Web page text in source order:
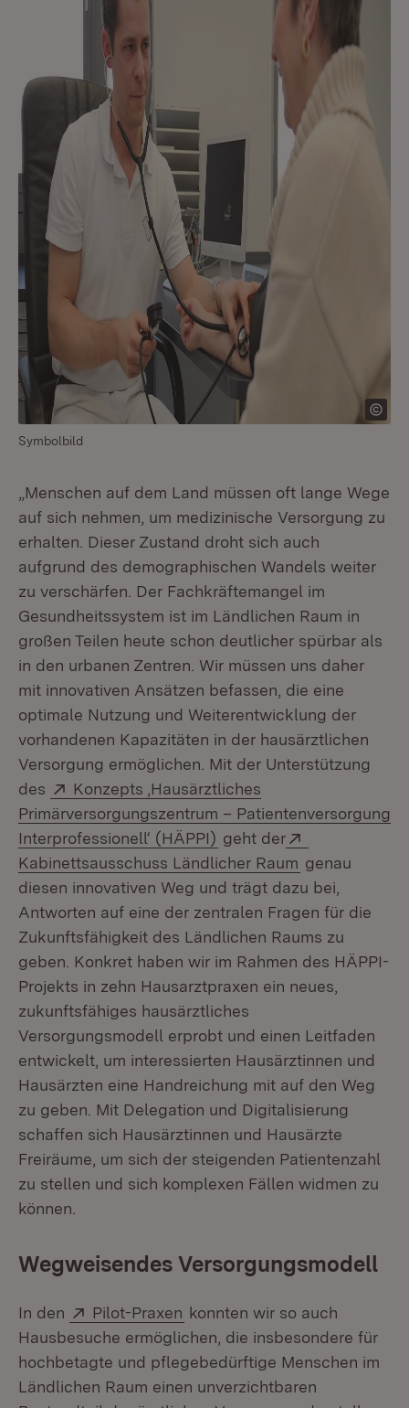
Symbolbild
„Menschen auf dem Land müssen oft lange Wege
auf sich nehmen, um medizinische Versorgung zu
erhalten. Dieser Zustand droht sich auch
aufgrund des demographischen Wandels weiter
zu verschärfen. Der Fachkräftemangel im
Gesundheitssystem ist im Ländlichen Raum in
großen Teilen heute schon deutlicher spürbar als
in den urbanen Zentren. Wir müssen uns daher
mit innovativen Ansätzen befassen, die eine
optimale Nutzung und Weiterentwicklung der
vorhandenen Kapazitäten in der hausärztlichen
Versorgung ermöglichen. Mit der Unterstützung
des
Extern:
Konzepts ‚Hausärztliches
Primärversorgungszentrum – Patientenversorgung
Interprofessionell‘ (HÄPPI) (Öffnet in neuem Fenster)
geht der
Kabinettsausschuss Ländlicher Raum (Öffnet in
genau
diesen innovativen Weg und trägt dazu bei,
Antworten auf eine der zentralen Fragen für die
Zukunftsfähigkeit des Ländlichen Raums zu
geben. Konkret haben wir im Rahmen des HÄPPI-
Projekts in zehn Hausarztpraxen ein neues,
zukunftsfähiges hausärztliches
Versorgungsmodell erprobt und einen Leitfaden
entwickelt, um interessierten Hausärztinnen und
Hausärzten eine Handreichung mit auf den Weg
zu geben. Mit Delegation und Digitalisierung
schaffen sich Hausärztinnen und Hausärzte
Freiräume, um sich der steigenden Patientenzahl
zu stellen und sich komplexen Fällen widmen zu
können.
Wegweisendes Versorgungsmodell
In den Extern:
Pilot-Praxen (Öffnet in neuem Fenster)
konnten wir so auch
Hausbesuche ermöglichen, die insbesondere für
hochbetagte und pflegebedürftige Menschen im
Ländlichen Raum einen unverzichtbaren